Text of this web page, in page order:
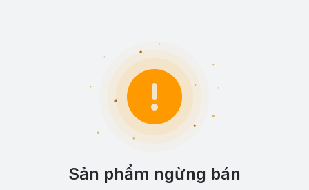
Sản phẩm ngừng bán